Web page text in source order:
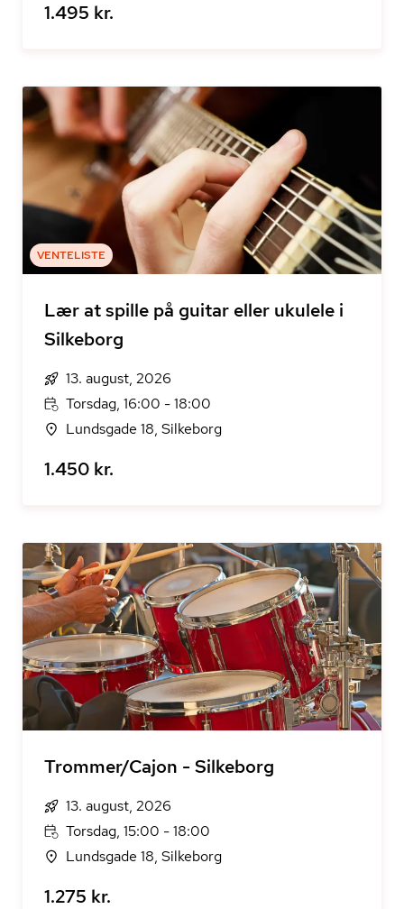
1.495 kr.
VENTELISTE
Lær at spille på guitar eller ukulele i
Silkeborg
13. august, 2026
Torsdag, 16:00 - 18:00
Lundsgade 18, Silkeborg
1.450 kr.
Trommer/Cajon - Silkeborg
13. august, 2026
Torsdag, 15:00 - 18:00
Lundsgade 18, Silkeborg
1.275 kr.